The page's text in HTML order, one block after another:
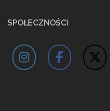
SPOŁECZNOŚCI